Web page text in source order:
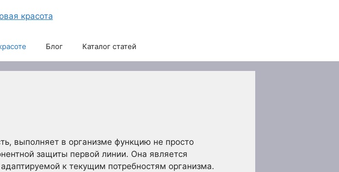
Блог Каталог статей
выполняет в организме функцию не просто
защиты первой линии. Она является
к текущим потребностям организма.